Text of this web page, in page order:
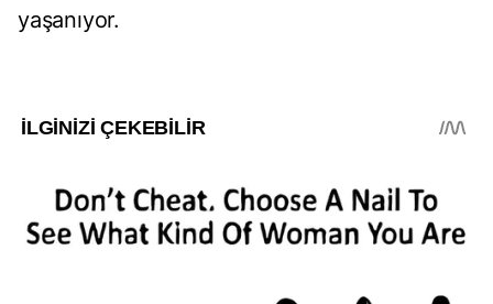
yaşanıyor.